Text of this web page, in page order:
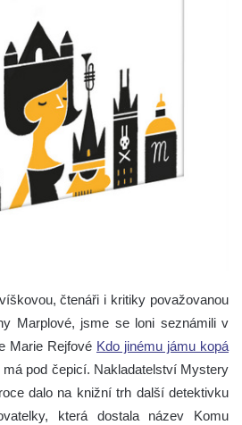
čtenáři i kritiky považovanou
Marplové, jsme se loni seznámili v
Marie Rejfové Kdo jinému jámu kopá
pod čepicí. Nakladatelství Mystery
dalo na knižní trh další detektivku
která dostala název Komu